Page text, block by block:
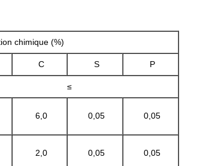
chimique (%)
C S P
≤
6,0 0,05 0,05
2,0 0,05 0,05